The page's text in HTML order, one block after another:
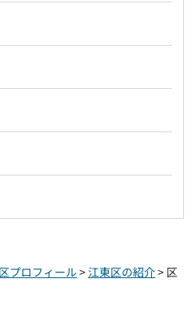
プロフィール>江東区の紹介> 区